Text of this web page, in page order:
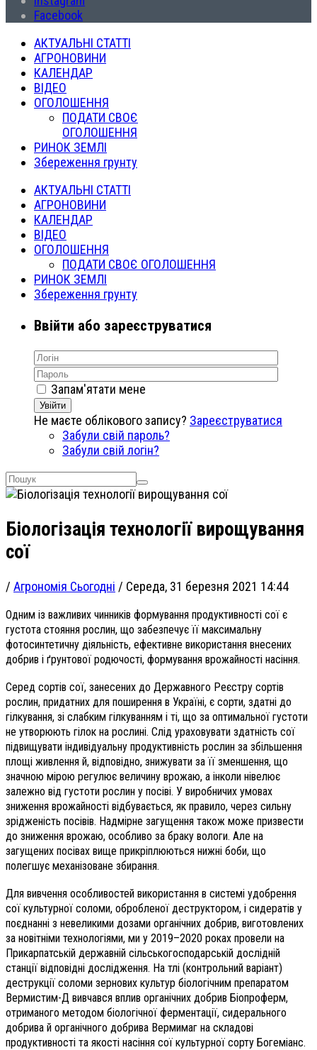
Facebook
АКТУАЛЬНІ СТАТТІ
АГРОНОВИНИ
КАЛЕНДАР
ВІДЕО
ОГОЛОШЕННЯ
ПОДАТИ СВОЄ
ОГОЛОШЕННЯ
РИНОК ЗЕМЛІ
Збереження грунту
АКТУАЛЬНІ СТАТТІ
АГРОНОВИНИ
КАЛЕНДАР
ВІДЕО
ОГОЛОШЕННЯ
ПОДАТИ СВОЄ ОГОЛОШЕННЯ
РИНОК ЗЕМЛІ
Збереження грунту
Ввійти або зареєструватися
Запам'ятати мене
Увійти
Не маєте облікового запису? Зареєструватися
Забули свій пароль?
Забули свій логін?
Біологізація технології вирощування
сої
/ Агрономія Сьогодні / Середа, 31 березня 2021 14:44
Одним із важливих чинників формування продуктивності сої є
густота стояння рослин, що забезпечує її максимальну
фотосинтетичну діяльність, ефективне використання внесених
добрив і ґрунтової родючості, формування врожайності насіння.
Серед сортів сої, занесених до Державного Реєстру сортів
рослин, придатних для поширення в Україні, є сорти, здатні до
гілкування, зі слабким гілкуванням і ті, що за оптимальної густоти
не утворюють гілок на рослині. Слід ураховувати здатність сої
підвищувати індивідуальну продуктивність рослин за збільшення
площі живлення й, відповідно, знижувати за її зменшення, що
значною мірою регулює величину врожаю, а інколи нівелює
залежно від густоти рослин у посіві. У виробничих умовах
зниження врожайності відбувається, як правило, через сильну
зрідженість посівів. Надмірне загущення також може призвести
до зниження врожаю, особливо за браку вологи. Але на
загущених посівах вище прикріплюються нижні боби, що
полегшує механізоване збирання.
Для вивчення особливостей використання в системі удобрення
сої культурної соломи, обробленої деструктором, і сидератів у
поєднанні з невеликими дозами органічних добрив, виготовлених
за новітніми технологіями, ми у 2019–2020 роках провели на
Прикарпатській державній сільськогосподарській дослідній
станції відповідні дослідження. На тлі (контрольний варіант)
деструкції соломи зернових культур біологічним препаратом
Вермистим-Д вивчався вплив органічних добрив Біопроферм,
отриманого методом біологічної ферментації, сидерального
добрива й органічного добрива Вермимаг на складові
продуктивності та якості насіння сої культурної сорту Богеміанс.